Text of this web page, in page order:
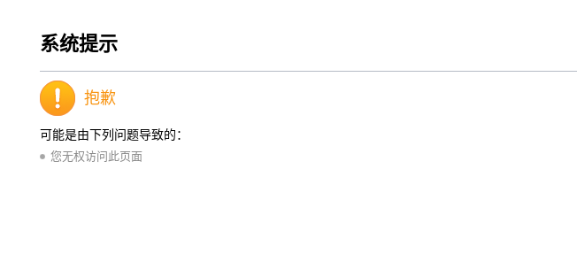
系统提示
抱歉
可能是由下列问题导致的：
您无权访问此页面